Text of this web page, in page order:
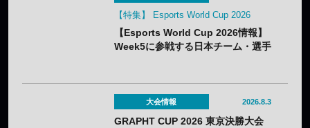
【特集】 Esports World Cup 2026
【Esports World Cup 2026情報】
Week5に参戦する日本チーム・選手
大会情報 2026.8.3
GRAPHT CUP 2026 東京決勝大会